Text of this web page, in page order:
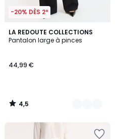
-20% DÈS 2*
LA REDOUTE COLLECTIONS
Pantalon large à pinces
44,99 €
4,5
/ 5
2
Couleurs
4,5
/